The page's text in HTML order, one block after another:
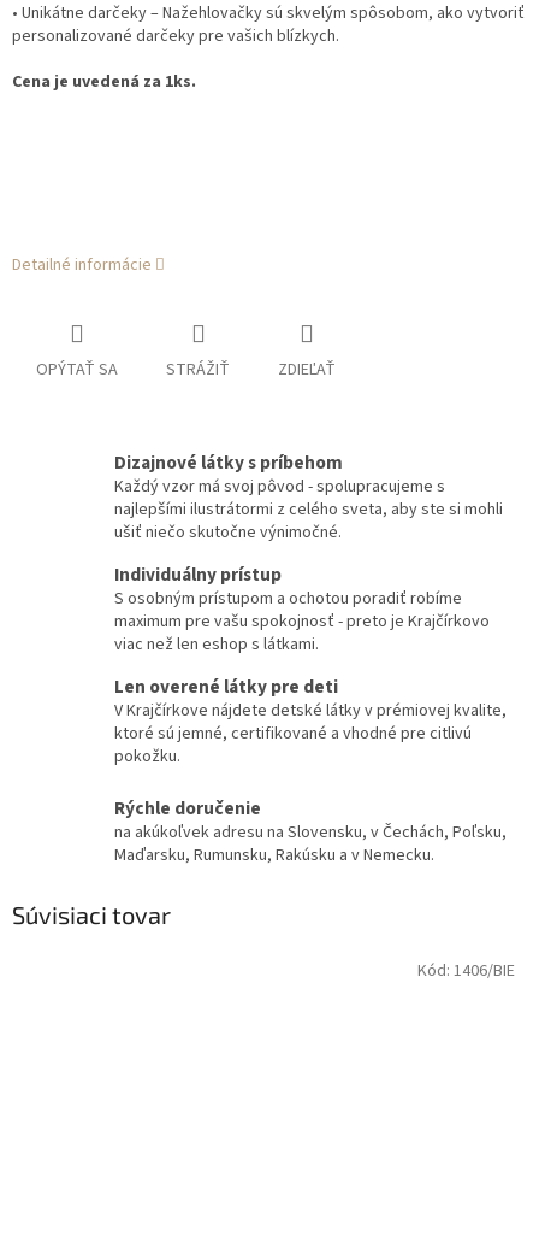
• Unikátne darčeky– Nažehlovačky sú skvelým spôsobom, ako vytvoriť
personalizované darčeky pre vašich blízkych.
Cena je uvedená za 1ks.
Detailné informácie
OPÝTAŤ SA STRÁŽIŤ ZDIEĽAŤ
Dizajnové látky s príbehom
Každý vzor má svoj pôvod - spolupracujeme s
najlepšími ilustrátormi z celého sveta, aby ste si mohli
ušiť niečo skutočne výnimočné.
Individuálny prístup
S osobným prístupom a ochotou poradiť robíme
maximum pre vašu spokojnosť - preto je Krajčírkovo
viac než len eshop s látkami.
Len overené látky pre deti
V Krajčírkove nájdete detské látky v prémiovej kvalite,
ktoré sú jemné, certifikované a vhodné pre citlivú
pokožku.
Rýchle doručenie
na akúkoľvek adresu na Slovensku, v Čechách, Poľsku,
Maďarsku, Rumunsku, Rakúsku a v Nemecku.
Súvisiaci tovar
Kód: 1406/BIE